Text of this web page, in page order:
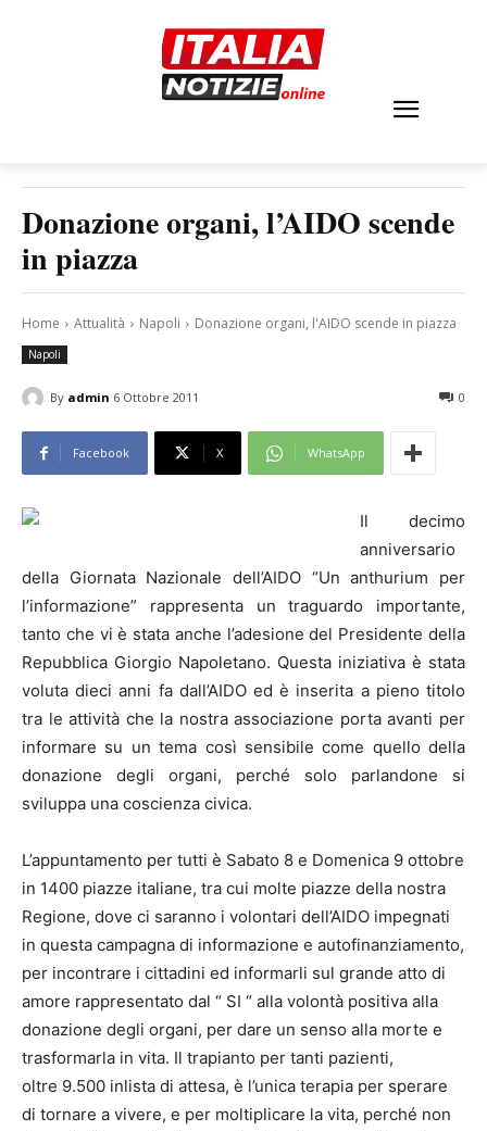
Donazione organi, l’AIDO scende
in piazza
Home Attualità Napoli Donazione organi, l'AIDO scende in piazza
Napoli
By admin 6 Ottobre 2011 0
Facebook X WhatsApp
Il decimo
anniversario
della Giornata Nazionale dell’AIDO “Un anthurium per
l’informazione” rappresenta un traguardo importante,
tanto che vi è stata anche l’adesione del Presidente della
Repubblica Giorgio Napoletano. Questa iniziativa è stata
voluta dieci anni fa dall’AIDO ed è inserita a pieno titolo
tra le attività che la nostra associazione porta avanti per
informare su un tema così sensibile come quello della
donazione degli organi, perché solo parlandone si
sviluppa una coscienza civica.
L’appuntamento per tutti è Sabato 8 e Domenica 9 ottobre
in 1400 piazze italiane, tra cui molte piazze della nostra
Regione, dove ci saranno i volontari dell’AIDO impegnati
in questa campagna di informazione e autofinanziamento,
per incontrare i cittadini ed informarli sul grande atto di
amore rappresentato dal “ SI “ alla volontà positiva alla
donazione degli organi, per dare un senso alla morte e
trasformarla in vita. Il trapianto per tanti pazienti,
oltre 9.500 inlista di attesa, è l’unica terapia per sperare
di tornare a vivere, e per moltiplicare la vita, perché non